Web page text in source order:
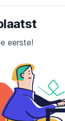
eerste!